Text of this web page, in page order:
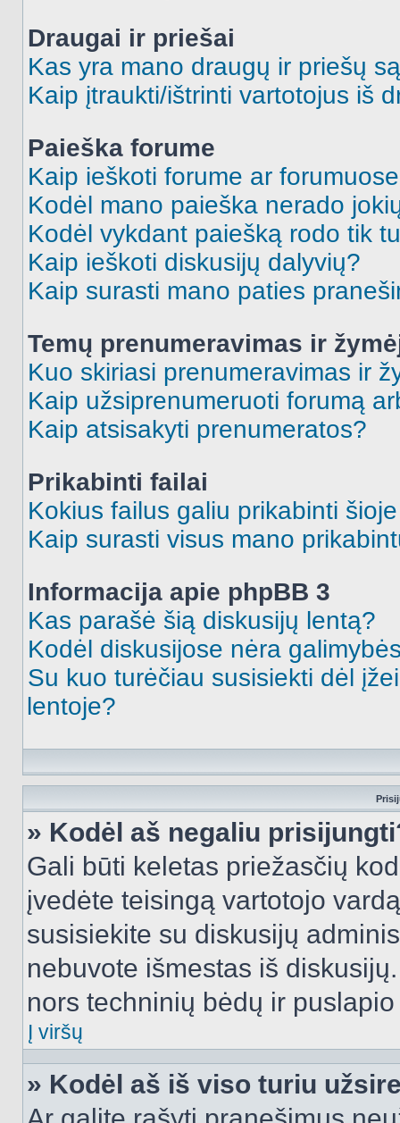
Draugai ir priešai
Kas yra mano draugų ir priešų
Kaip įtraukti/ištrinti vartotojus iš
Paieška forume
Kaip ieškoti forume ar
Kodėl mano paieška nerado
Kodėl vykdant paiešką rodo tik
Kaip ieškoti diskusijų dalyvių?
Kaip surasti mano paties
Temų prenumeravimas ir
Kuo skiriasi prenumeravimas ir
Kaip užsiprenumeruoti forumą
Kaip atsisakyti prenumeratos?
Prikabinti failai
Kokius failus galiu prikabinti
Kaip surasti visus mano
Informacija apie phpBB 3
Kas parašė šią diskusijų lentą?
Kodėl diskusijose nėra
Su kuo turėčiau susisiekti dėl
lentoje?
» Kodėl aš negaliu
Gali būti keletas priežasčių
įvedėte teisingą vartotojo
susisiekite su diskusijų
nebuvote išmestas iš
nors techninių bėdų ir
Į viršų
» Kodėl aš iš viso turiu